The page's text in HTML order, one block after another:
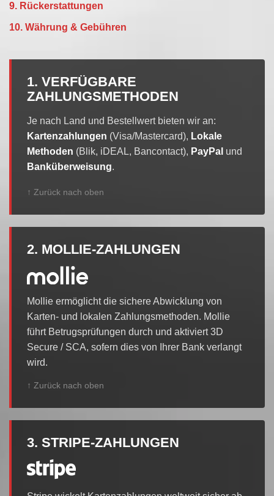
9. Rückerstattungen
10. Währung & Gebühren
1. VERFÜGBARE
ZAHLUNGSMETHODEN
Je nach Land und Bestellwert bieten wir an:
Kartenzahlungen (Visa/Mastercard), Lokale
Methoden (Blik, iDEAL, Bancontact), PayPal und
Banküberweisung.
↑ Zurück nach oben
2. MOLLIE-ZAHLUNGEN
Mollie ermöglicht die sichere Abwicklung von
Karten- und lokalen Zahlungsmethoden. Mollie
führt Betrugsprüfungen durch und aktiviert 3D
Secure / SCA, sofern dies von Ihrer Bank verlangt
wird.
↑ Zurück nach oben
3. STRIPE-ZAHLUNGEN